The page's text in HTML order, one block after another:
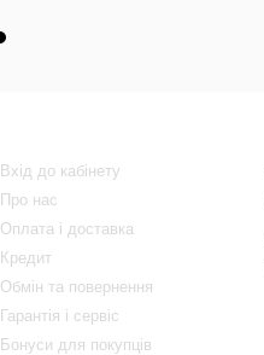
Вхід до кабінету
Про нас
Оплата і доставка
Кредит
Обмін та повернення
Гарантія і сервіс
Бонуси для покупців